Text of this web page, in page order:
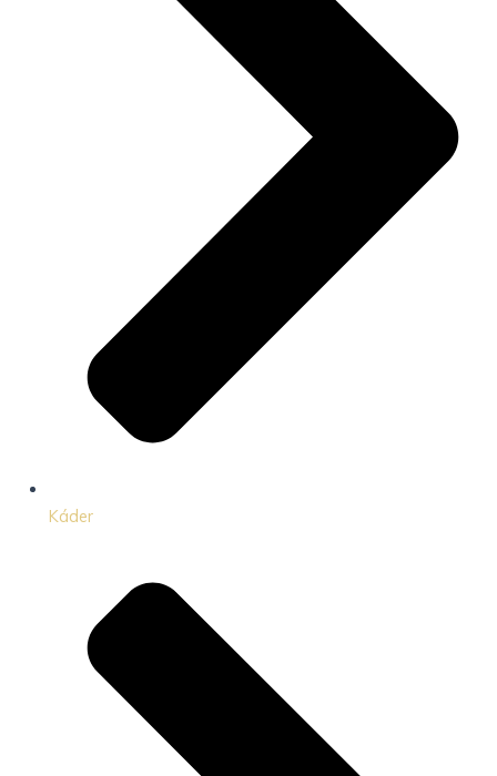
Káder